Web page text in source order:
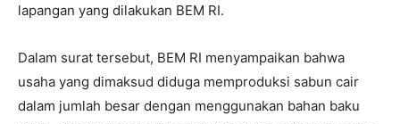
lapangan yang dilakukan BEM RI.
Dalam surat tersebut, BEM RI menyampaikan bahwa
usaha yang dimaksud diduga memproduksi sabun cair
dalam jumlah besar dengan menggunakan bahan baku